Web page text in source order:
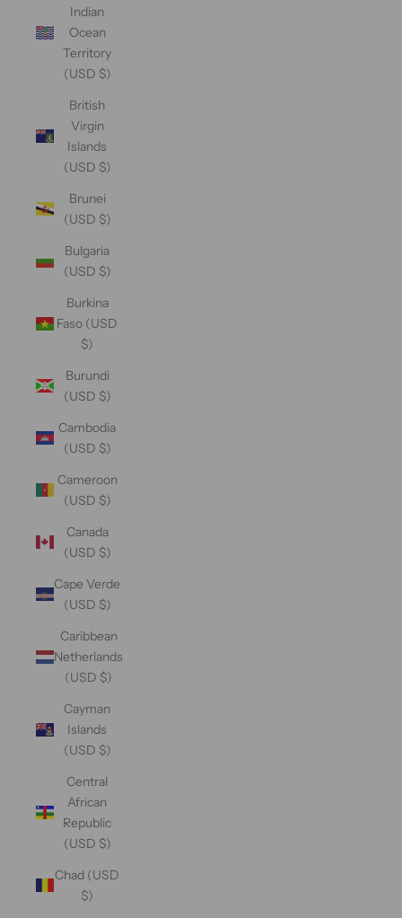
Indian
Ocean
Territory
(USD $)
British
Virgin
Islands
(USD $)
Brunei
(USD $)
Bulgaria
(USD $)
Burkina
Faso (USD
$)
Burundi
(USD $)
Cambodia
(USD $)
Cameroon
(USD $)
Canada
(USD $)
Cape Verde
(USD $)
Caribbean
Netherlands
(USD $)
Cayman
Islands
(USD $)
Central
African
Republic
(USD $)
Chad (USD
$)